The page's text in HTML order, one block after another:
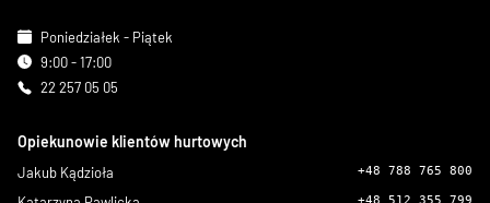
Poniedziałek - Piątek
9:00 - 17:00
22 257 05 05
Opiekunowie klientów hurtowych
Jakub Kądzioła +48 788 765 800
+48 512 355 799